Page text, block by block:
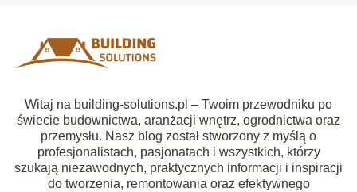
Witaj na building-solutions.pl – Twoim przewodniku po
świecie budownictwa, aranżacji wnętrz, ogrodnictwa oraz
przemysłu. Nasz blog został stworzony z myślą o
profesjonalistach, pasjonatach i wszystkich, którzy
szukają niezawodnych, praktycznych informacji i inspiracji
do tworzenia, remontowania oraz efektywnego